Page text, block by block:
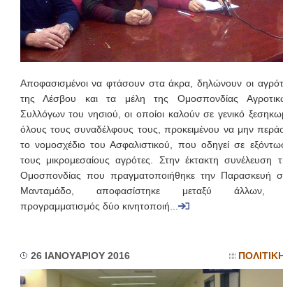
Αποφασισμένοι να φτάσουν στα άκρα, δηλώνουν οι
της Λέσβου και τα μέλη της Ομοσπονδίας
Συλλόγων του νησιού, οι οποίοι καλούν σε γενικό
όλους τους συναδέλφους τους, προκειμένου να μην
το νομοσχέδιο του Ασφαλιστικού, που οδηγεί σε
τους μικρομεσαίους αγρότες. Στην έκτακτη συνέλευση
Ομοσπονδίας που πραγματοποιήθηκε την Παρασκευή
Μανταμάδο, αποφασίστηκε μεταξύ άλλων,
προγραμματισμός δύο κινητοποιή...
26 ΙΑΝΟΥΑΡΙΟΥ 2016 ΠΟΛΙΤΙΚΗ